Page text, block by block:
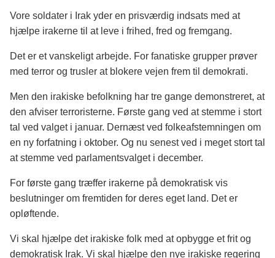
Vore soldater i Irak yder en prisværdig indsats med at
hjælpe irakerne til at leve i frihed, fred og fremgang.
Det er et vanskeligt arbejde. For fanatiske grupper prøver
med terror og trusler at blokere vejen frem til demokrati.
Men den irakiske befolkning har tre gange demonstreret, at
den afviser terroristerne. Første gang ved at stemme i stort
tal ved valget i januar. Dernæst ved folkeafstemningen om
en ny forfatning i oktober. Og nu senest ved i meget stort tal
at stemme ved parlamentsvalget i december.
For første gang træffer irakerne på demokratisk vis
beslutninger om fremtiden for deres eget land. Det er
opløftende.
Vi skal hjælpe det irakiske folk med at opbygge et frit og
demokratisk Irak. Vi skal hjælpe den nye irakiske regering